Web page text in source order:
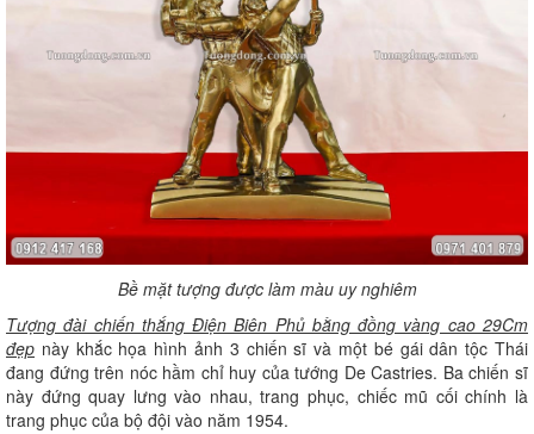
Bề mặt tượng được làm màu uy nghiêm
Tượng đài chiến thắng Điện Biên Phủ bằng đồng vàng cao 29Cm
đẹp này khắc họa hình ảnh 3 chiến sĩ và một bé gái dân tộc Thái
đang đứng trên nóc hầm chỉ huy của tướng De Castries. Ba chiến sĩ
này đứng quay lưng vào nhau, trang phục, chiếc mũ cối chính là
trang phục của bộ đội vào năm 1954.